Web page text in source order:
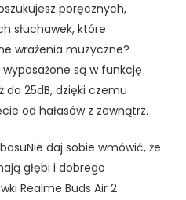
poręcznych,
słuchawek, które
wrażenia muzyczne?
wyposażone są w funkcję
25dB, dzięki czemu
od hałasów z zewnątrz.
daj sobie wmówić, że
głębi i dobrego
Realme Buds Air 2